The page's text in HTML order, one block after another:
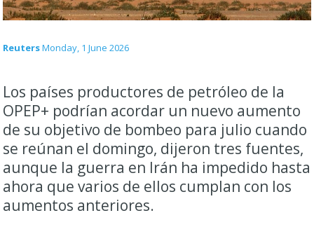
ReutersMonday, 1 June 2026
Los países productores de petróleo de la
OPEP+ podrían acordar un nuevo aumento
de su objetivo de bombeo para julio cuando
se reúnan ‌el domingo, dijeron tres fuentes,
aunque la guerra en Irán ha impedido hasta
ahora que varios de ‌ellos cumplan con los
aumentos anteriores.